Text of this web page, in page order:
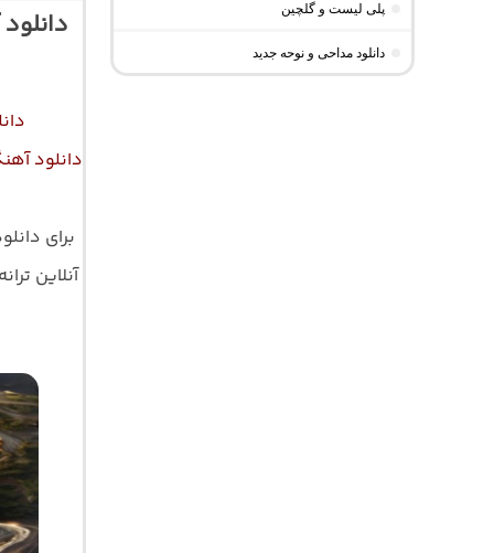
دانلود
برای
آنلاین
پلی لیست و گلچین
دانلود مداحی و نوحه جدید